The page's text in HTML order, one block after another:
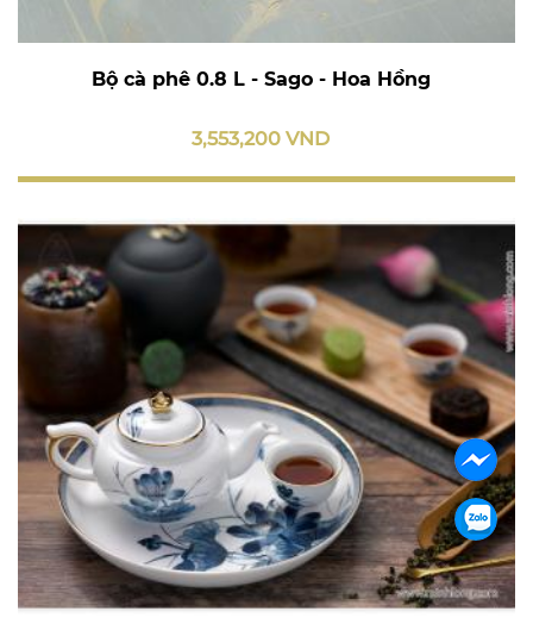
Bộ cà phê 0.8 L - Sago - Hoa Hồng
3,553,200 VND